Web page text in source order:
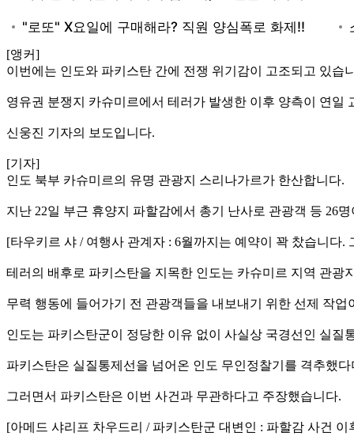
[앵커]
이번에는 인도와 파키스탄 간에 전쟁 위기감이 고조되고 있습
영유권 분쟁지 카슈미르에서 테러가 발생한 이후 양측이 연
신웅진 기자의 보도입니다.
[기자]
인도 북부 카슈미르의 유명 관광지 스리나가르가 한산합니다.
지난 22일 부근 휴양지 파할감에서 총기 난사로 관광객 등 26
[타우키르 샤 / 여행사 관계자 : 6월까지는 예약이 꽉 찼습니다
테러의 배후로 파키스탄을 지목한 인도는 카슈미르 지역 관광
무력 행동에 들어가기 전 관광객들을 내보내기 위한 선제 작업
인도는 파키스탄군이 정당한 이유 없이 사실상 국경선인 실
파키스탄은 실질통제선을 넘어온 인도 무인정찰기를 격추했
그러면서 파키스탄은 이번 사건과 무관하다고 주장했습니다.
[아메드 샤리프 차우드리 / 파키스탄군 대변인 : 파할감 사건